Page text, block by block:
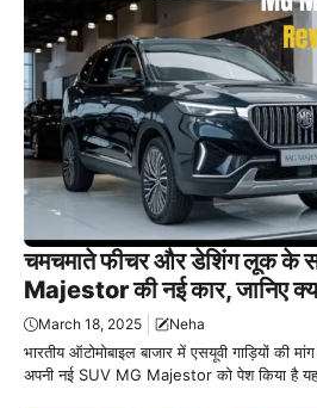
चमचमाते फीचर और डेशिंग लूक के
Majestor की नई कार, जानिए
March 18, 2025 Neha
भारतीय ऑटोमोबाइल बाजार में एसयूवी गाड़ियों की
अपनी नई SUV MG Majestor को पेश किया है